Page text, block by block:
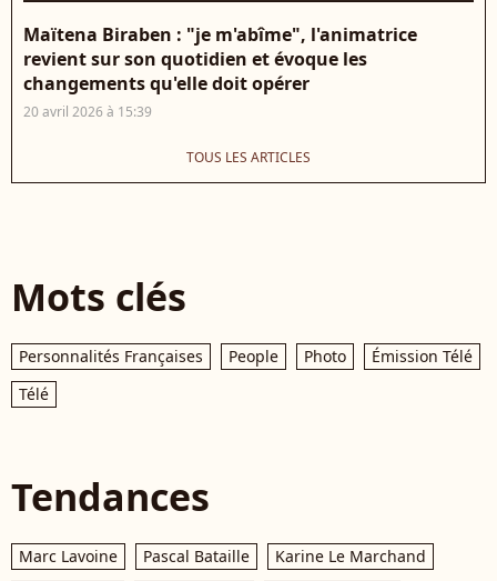
Maïtena Biraben : "je m'abîme", l'animatrice
revient sur son quotidien et évoque les
changements qu'elle doit opérer
20 avril 2026 à 15:39
TOUS LES ARTICLES
Mots clés
Personnalités Françaises People Photo
Émission Télé
Télé
Tendances
Marc Lavoine Pascal Bataille
Karine Le Marchand